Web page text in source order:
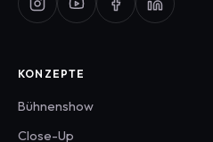
KONZEPTE
Bühnenshow
Close-Up